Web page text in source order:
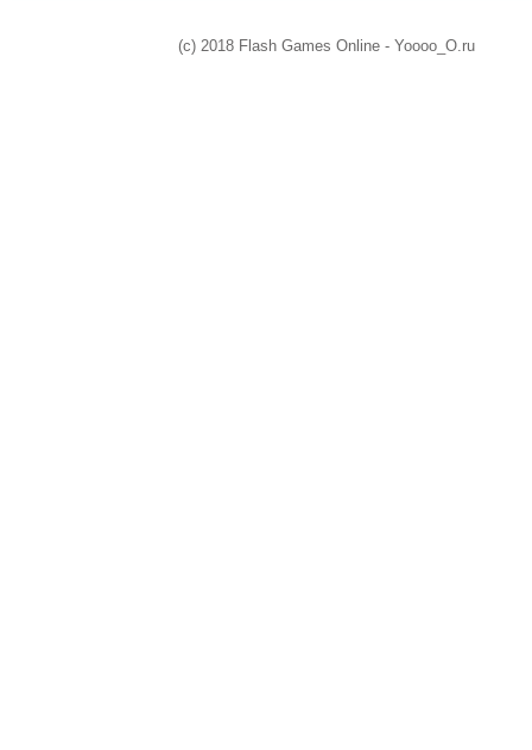
(c) 2018 Flash Games Online - Yoooo_O.ru